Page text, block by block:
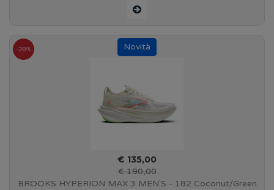
Coral/Black/Atomizer - 110467 1D 670
-28%
€ 135,00
€ 190,00
BROOKS HYPERION MAX 3 MEN'S - 182 Coconut/Green